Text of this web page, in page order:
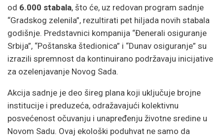
od 6.000 stabala, što će, uz redovan program sadnje
“Gradskog zelenila”, rezultirati pet hiljada novih stabala
godišnje. Predstavnici kompanija “Đenerali osiguranje
Srbija”, “Poštanska štedionica” i “Dunav osiguranje” su
izrazili spremnost da kontinuirano podržavaju inicijative
za ozelenjavanje Novog Sada.
Akcija sadnje je deo šireg plana koji uključuje brojne
institucije i preduzeća, odražavajući kolektivnu
posvećenost očuvanju i unapređenju životne sredine u
Novom Sadu. Ovaj ekološki poduhvat ne samo da